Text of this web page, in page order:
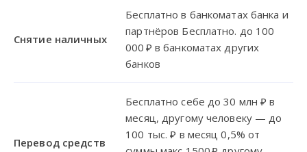
Снятие наличных
Бесплатно в банкоматах банка и
партнёров Бесплатно. до 100
000 ₽ в банкоматах других
банков
Перевод средств
Бесплатно себе до 30 млн ₽ в
месяц, другому человеку — до
100 тыс. ₽ в месяц 0,5% от